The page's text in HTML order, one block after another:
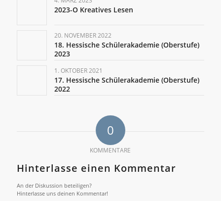
2023-O Kreatives Lesen
20. NOVEMBER 2022
18. Hessische Schülerakademie (Oberstufe)
2023
1. OKTOBER 2021
17. Hessische Schülerakademie (Oberstufe)
2022
0
KOMMENTARE
Hinterlasse einen Kommentar
An der Diskussion beteiligen?
Hinterlasse uns deinen Kommentar!